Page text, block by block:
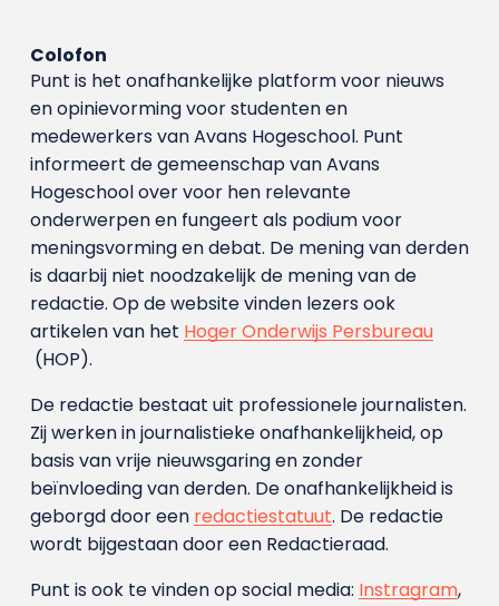
Colofon
Punt is het onafhankelijke platform voor nieuws
en opinievorming voor studenten en
medewerkers van Avans Hoge­school. Punt
informeert de gemeenschap van Avans
Hogeschool over voor hen relevante
onderwerpen en fungeert als podium voor
meningsvorming en debat. De mening van derden
is daarbij niet noodzakelijk de mening van de
redactie. Op de website vinden lezers ook
artikelen van het Hoger Onderwijs Persbureau
(HOP).
De redactie bestaat uit professionele journalisten.
Zij werken in journalistieke onafhankelijkheid, op
basis van vrije nieuwsgaring en zonder
beïnvloeding van derden. De onafhankelijkheid is
geborgd door een redactiestatuut. De redactie
wordt bijgestaan door een Redactieraad.
Punt is ook te vinden op social media: Instragram,